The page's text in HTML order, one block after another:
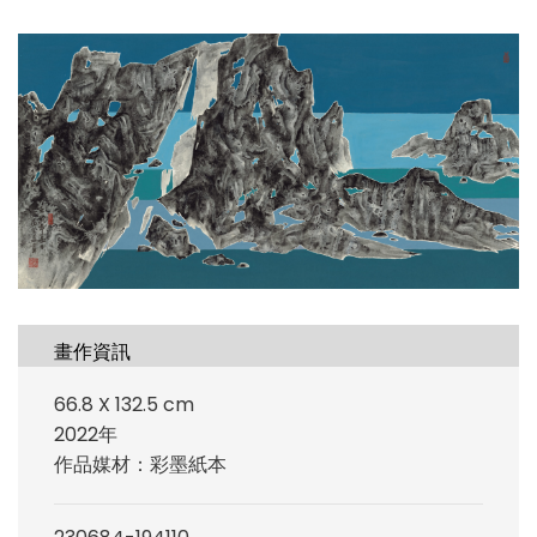
畫作資訊
66.8 X 132.5 cm
2022年
作品媒材：彩墨紙本